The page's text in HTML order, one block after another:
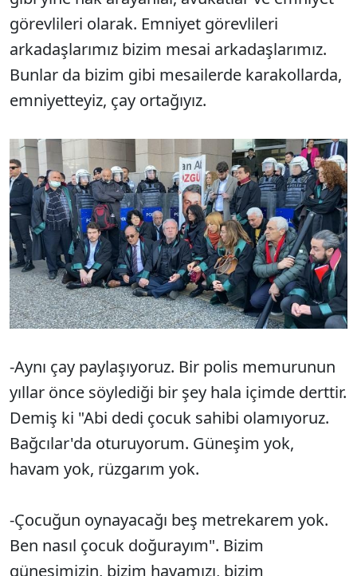
görevlileri olarak. Emniyet görevlileri
arkadaşlarımız bizim mesai arkadaşlarımız.
Bunlar da bizim gibi mesailerde karakollarda,
emniyetteyiz, çay ortağıyız.
-Aynı çay paylaşıyoruz. Bir polis memurunun
yıllar önce söylediği bir şey hala içimde derttir.
Demiş ki "Abi dedi çocuk sahibi olamıyoruz.
Bağcılar'da oturuyorum. Güneşim yok,
havam yok, rüzgarım yok.
-Çocuğun oynayacağı beş metrekarem yok.
Ben nasıl çocuk doğurayım". Bizim
güneşimizin, bizim havamızı, bizim